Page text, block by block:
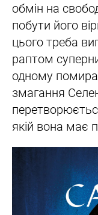
обмін на
побути його
цього треба
раптом
одному
змагання
якій вона має